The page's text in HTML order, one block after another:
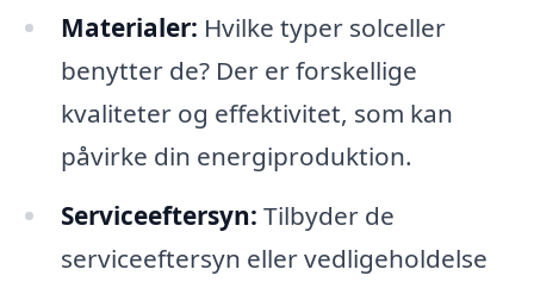
Materialer: Hvilke typer solceller
benytter de? Der er forskellige
kvaliteter og effektivitet, som kan
påvirke din energiproduktion.
Serviceeftersyn: Tilbyder de
serviceeftersyn eller vedligeholdelse